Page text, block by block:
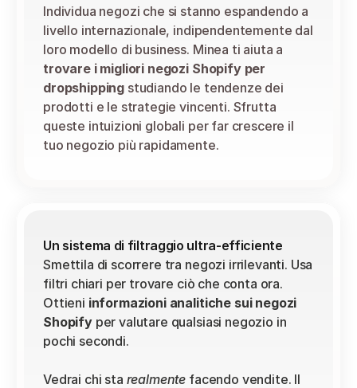
Individua negozi che si stanno espandendo a
livello internazionale, indipendentemente dal
trovare i migliori negozi Shopify per
dropshipping studiando le tendenze dei
prodotti e le strategie vincenti. Sfrutta
queste intuizioni globali per far crescere il
tuo negozio più rapidamente.
Un sistema di filtraggio ultra-efficiente
Smettila di scorrere tra negozi irrilevanti. Usa
filtri chiari per trovare ciò che conta ora.
Ottieni informazioni analitiche sui negozi
Shopify per valutare qualsiasi negozio in
pochi secondi.
Vedrai chi sta realmente